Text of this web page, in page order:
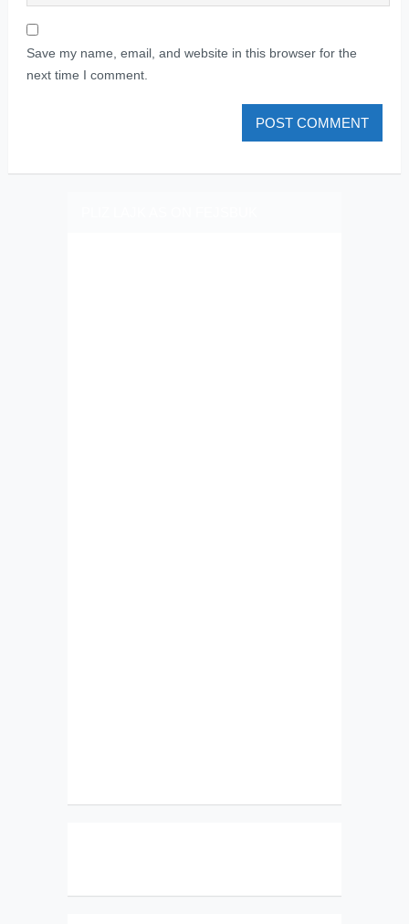
Save my name, email, and website in this browser for the
next time I comment.